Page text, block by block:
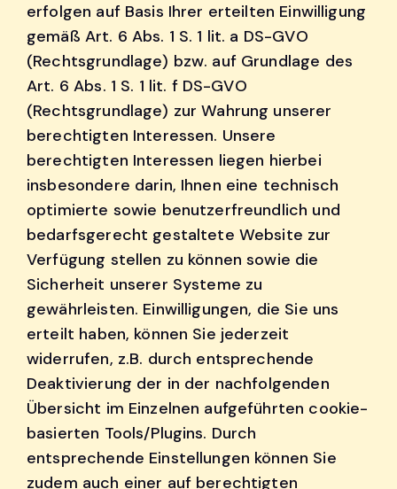
erfolgen auf Basis Ihrer erteilten Einwilligung
gemäß Art. 6 Abs. 1 S. 1 lit. a DS-GVO
(Rechtsgrundlage) bzw. auf Grundlage des
Art. 6 Abs. 1 S. 1 lit. f DS-GVO
(Rechtsgrundlage) zur Wahrung unserer
berechtigten Interessen. Unsere
berechtigten Interessen liegen hierbei
insbesondere darin, Ihnen eine technisch
optimierte sowie benutzerfreundlich und
bedarfsgerecht gestaltete Website zur
Verfügung stellen zu können sowie die
Sicherheit unserer Systeme zu
gewährleisten. Einwilligungen, die Sie uns
erteilt haben, können Sie jederzeit
widerrufen, z.B. durch entsprechende
Deaktivierung der in der nachfolgenden
Übersicht im Einzelnen aufgeführten cookie-
basierten Tools/Plugins. Durch
entsprechende Einstellungen können Sie
zudem auch einer auf berechtigten